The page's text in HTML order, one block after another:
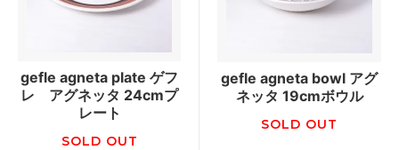
gefle agneta plate ゲフ
レ アグネッタ 24cmプ
レート
SOLD OUT
gefle agneta bowl アグ
ネッタ 19cmボウル
SOLD OUT